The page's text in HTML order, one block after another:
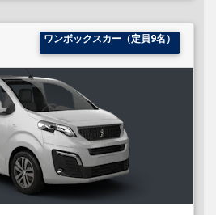
ワンボックスカー（定員9名）